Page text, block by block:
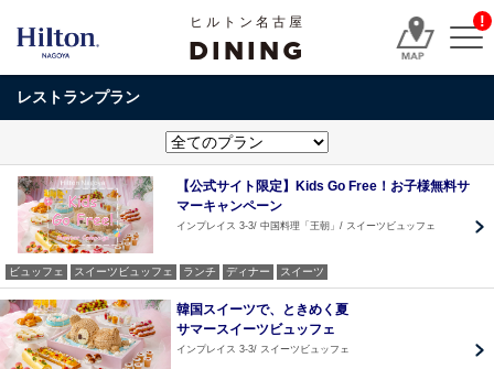
ヒルトン名古屋
DINING
!
レストランプラン
【公式サイト限定】Kids Go Free！お子様無料サ
マーキャンペーン
インプレイス 3-3 中国料理「王朝」 スイーツビュッフェ
ビュッフェ スイーツビュッフェ ランチ ディナー スイーツ
韓国スイーツで、ときめく夏
サマースイーツビュッフェ
インプレイス 3-3 スイーツビュッフェ